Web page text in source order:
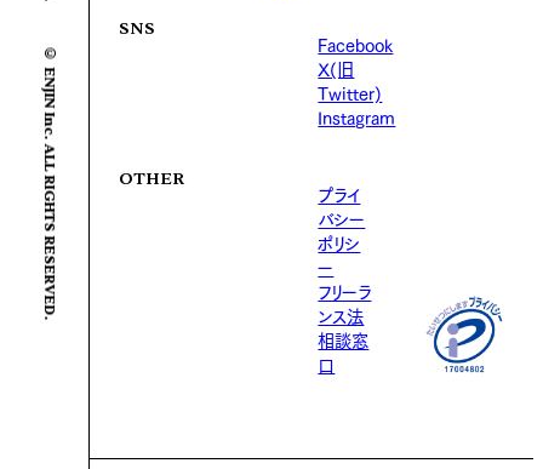
© ENJIN Inc. ALL RIGHTS RESERVED.
SNS
Facebook
X(旧
Twitter)
Instagram
OTHER
プライ
バシー
ポリシ
ー
フリーラ
ンス法
相談窓
口